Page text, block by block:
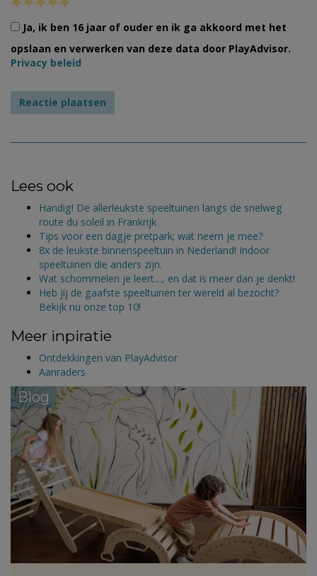
Ja, ik ben 16 jaar of ouder en ik ga akkoord met het
opslaan en verwerken van deze data door PlayAdvisor.
Privacy beleid
Lees ook
Handig! De allerleukste speeltuinen langs de snelweg
route du soleil in Frankrijk
Tips voor een dagje pretpark; wat neem je mee?
8x de leukste binnenspeeltuin in Nederland! Indoor
speeltuinen die anders zijn.
Wat schommelen je leert…, en dat is meer dan je denkt!
Heb jij de gaafste speeltuinen ter wereld al bezocht?
Bekijk nu onze top 10!
Meer inpiratie
Ontdekkingen van PlayAdvisor
Aanraders
Blog